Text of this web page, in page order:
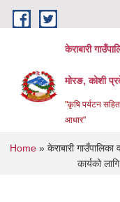
Skip to main content
केराबारी
मोरङ, कोशी
"कृषि पर्यटन
आधार"
You are
Home» केराबारी
कार्यको